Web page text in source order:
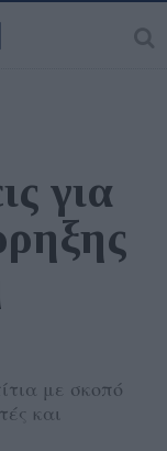
για
με σκοπό
και